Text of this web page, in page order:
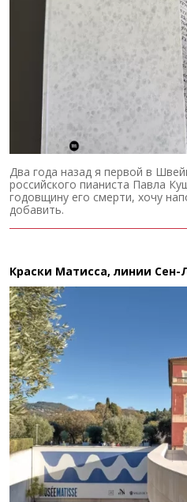
Два года назад я первой в
российского пианиста Павла
годовщину его смерти, хочу
добавить.
Краски Матисса, линии Сен-